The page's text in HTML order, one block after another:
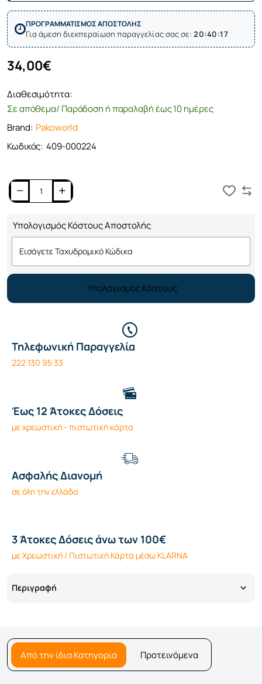
ΠΡΟΓΡΑΜΜΑΤΙΣΜΟΣ ΑΠΟΣΤΟΛΗΣ
Για άμεση διεκπεραίωση παραγγελίας σας σε: 20:40:17
Διαθεσιμότητα:
Σε απόθεμα/ Παράδοση ή παραλαβή έως 10 ημέρες
Brand: Pakoworld
Κωδικός: 409-000224
34,00€
Υπολογισμός Κόστους Αποστολής
Υπολογισμός Κόστους
Τηλεφωνική Παραγγελία
222 130 95 33
Έως 12 Άτοκες Δόσεις
με χρεωστική - πιστωτική κάρτα
Ασφαλής Διανομή
σε όλη την ελλάδα
3 Άτοκες Δόσεις άνω των 100€
με Χρεωστική / Πιστωτική Κάρτα μέσω KLARNA
Περιγραφή
Από την ίδια Κατηγορία Προτεινόμενα